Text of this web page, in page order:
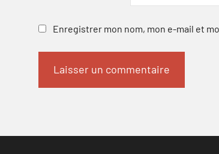
Enregistrer mon nom, mon e-mail et